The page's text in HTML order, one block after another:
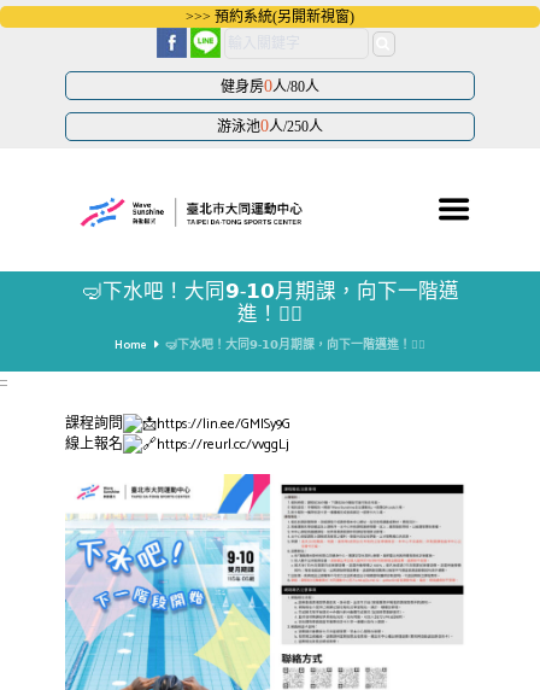
跳
到
>>> 預約系統(另開新視窗)
健身房0人/80人
游泳池0人/250人
🤿下水吧！大同𝟵-𝟭𝟬月期課，向下一階邁
進！🤽‍♀️
Home 🤿下水吧！大同𝟵-𝟭𝟬月期課，向下一階邁進！🤽‍♀️
:::
課程詢問 https://lin.ee/GMISy9G
線上報名 https://reurl.cc/vvggLj